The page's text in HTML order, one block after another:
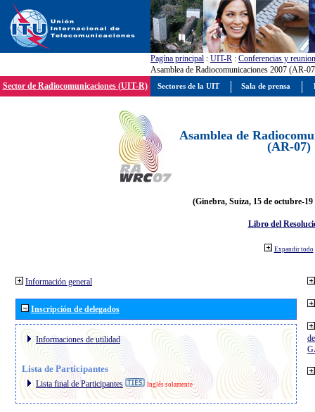
Pagína principal : UIT-R : Conferencias y
Asamblea de Radiocomunicaciones 2007 (AR-
Sector de Radiocomunicaciones (UIT-R)
Asamblea de
(AR-07)
(Ginebra, Suiza, 15 de octubre-19
Libro del
Expandir todo
Información general
Inscripción de delegados
Informaciones de utilidad
Lista de Participantes
Lista final de Participantes Inglés solamente
Sectores de la UIT Sala de prensa